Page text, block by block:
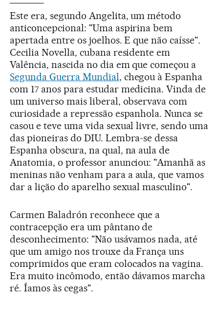
Este era, segundo Angelita, um método
anticoncepcional: "Uma aspirina bem
apertada entre os joelhos. E que não caísse".
Cecilia Novella, cubana residente em
Valência, nascida no dia em que começou a
Segunda Guerra Mundial, chegou à Espanha
com 17 anos para estudar medicina. Vinda de
um universo mais liberal, observava com
curiosidade a repressão espanhola. Nunca se
casou e teve uma vida sexual livre, sendo uma
das pioneiras do DIU. Lembra-se dessa
Espanha obscura, na qual, na aula de
Anatomia, o professor anunciou: "Amanhã as
meninas não venham para a aula, que vamos
dar a lição do aparelho sexual masculino".
Carmen Baladrón reconhece que a
contracepção era um pântano de
desconhecimento: "Não usávamos nada, até
que um amigo nos trouxe da França uns
comprimidos que eram colocados na vagina.
Era muito incômodo, então dávamos marcha
ré. Íamos às cegas".